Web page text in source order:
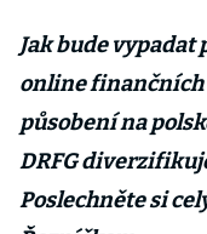
Jak bude vypadat
online finančních
působení na
DRFG
Poslechněte si